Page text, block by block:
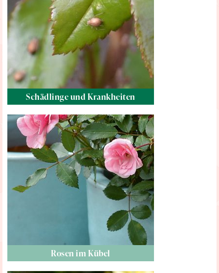
Schädlinge und Krankheiten
Rosen im Kübel